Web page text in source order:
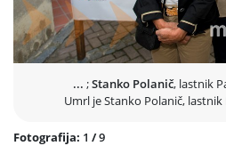
... ;Stanko Polanič, lastnik
Umrl je Stanko Polanič,
Fotografija: 1 /9